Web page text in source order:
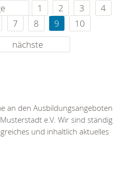
1 2 3
4
7 8 9
10
nächste
an den Ausbildungsangeboten
e.V. Wir sind ständig
und inhaltlich aktuelles